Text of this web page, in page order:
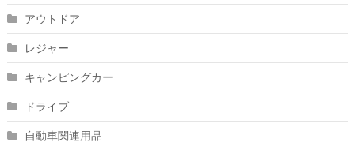
アウトドア
レジャー
キャンピングカー
ドライブ
自動車関連用品